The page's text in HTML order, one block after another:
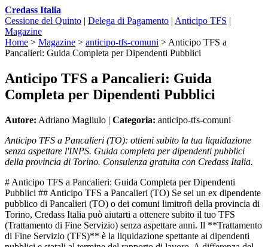
Credass Italia
Cessione del Quinto | Delega di Pagamento | Anticipo TFS |
Magazine
Home > Magazine > anticipo-tfs-comuni > Anticipo TFS a
Pancalieri: Guida Completa per Dipendenti Pubblici
Anticipo TFS a Pancalieri: Guida
Completa per Dipendenti Pubblici
Autore: Adriano Magliulo | Categoria: anticipo-tfs-comuni
Anticipo TFS a Pancalieri (TO): ottieni subito la tua liquidazione
senza aspettare l'INPS. Guida completa per dipendenti pubblici
della provincia di Torino. Consulenza gratuita con Credass Italia.
# Anticipo TFS a Pancalieri: Guida Completa per Dipendenti
Pubblici ## Anticipo TFS a Pancalieri (TO) Se sei un ex dipendente
pubblico di Pancalieri (TO) o dei comuni limitrofi della provincia di
Torino, Credass Italia può aiutarti a ottenere subito il tuo TFS
(Trattamento di Fine Servizio) senza aspettare anni. Il **Trattamento
di Fine Servizio (TFS)** è la liquidazione spettante ai dipendenti